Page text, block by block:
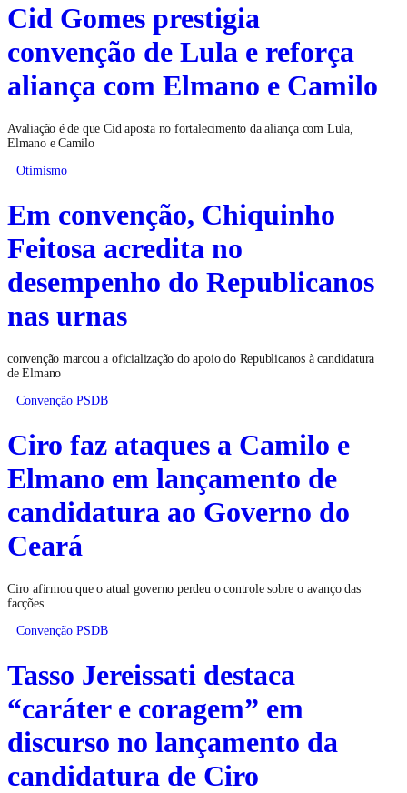
Cid Gomes prestigia
convenção de Lula e reforça
aliança com Elmano e Camilo
Avaliação é de que Cid aposta no fortalecimento da aliança com Lula,
Elmano e Camilo
Otimismo
Em convenção, Chiquinho
Feitosa acredita no
desempenho do Republicanos
nas urnas
convenção marcou a oficialização do apoio do Republicanos à candidatura
de Elmano
Convenção PSDB
Ciro faz ataques a Camilo e
Elmano em lançamento de
candidatura ao Governo do
Ceará
Ciro afirmou que o atual governo perdeu o controle sobre o avanço das
facções
Convenção PSDB
Tasso Jereissati destaca
“caráter e coragem” em
discurso no lançamento da
candidatura de Ciro